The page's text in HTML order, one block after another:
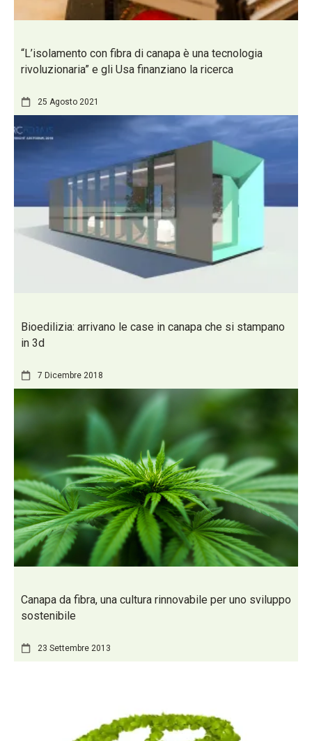
“L’isolamento con fibra di canapa è una tecnologia
rivoluzionaria” e gli Usa finanziano la ricerca
25 Agosto 2021
Bioedilizia: arrivano le case in canapa che si stampano
in 3d
7 Dicembre 2018
Canapa da fibra, una cultura rinnovabile per uno sviluppo
sostenibile
23 Settembre 2013